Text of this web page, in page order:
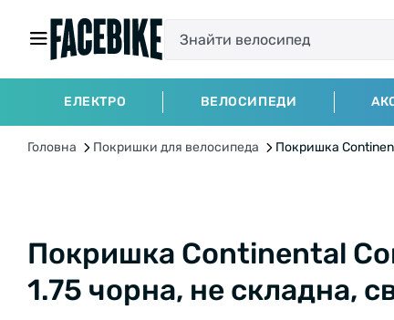
ЕЛЕКТРО ВЕЛОСИПЕДИ
Головна Покришки для велосипеда Покришка
Покришка Continental
1.75 чорна, не складна,